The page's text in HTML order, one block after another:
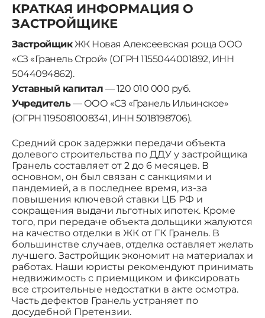
КРАТКАЯ ИНФОРМАЦИЯ О
ЗАСТРОЙЩИКЕ
ЗастройщикЖК Новая Алексеевская роща ООО
«СЗ «Гранель Строй» (ОГРН 1155044001892, ИНН
5044094862).
Уставный капитал — 120 010 000 руб.
Учредитель— ООО «СЗ «Гранель Ильинское»
(ОГРН 1195081008341, ИНН 5018198706).
Средний срок задержки передачи объекта
долевого строительства по ДДУ у застройщика
Гранель составляет от 2 до 6 месяцев. В
основном, он был связан с санкциями и
пандемией, а в последнее время, из-за
повышения ключевой ставки ЦБ РФ и
сокращения выдачи льготных ипотек. Кроме
того, при передаче объекта дольщики жалуются
на качество отделки в ЖК от ГК Гранель. В
большинстве случаев, отделка оставляет желать
лучшего. Застройщик экономит на материалах и
работах. Наши юристы рекомендуют принимать
недвижимость с приемщиком и фиксировать
все строительные недостатки в акте осмотра.
Часть дефектов Гранель устраняет по
досудебной Претензии.